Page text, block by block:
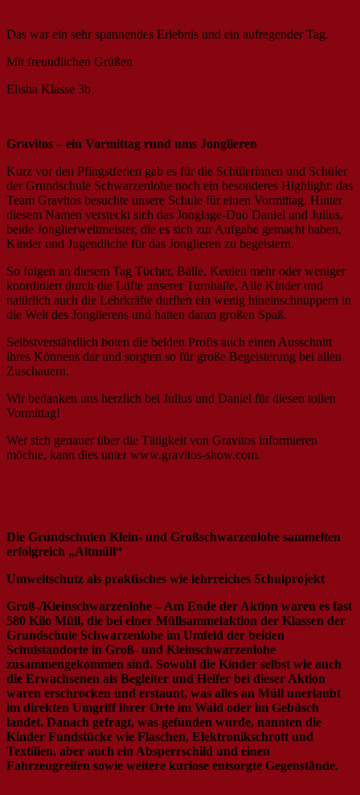
Das war ein sehr spannendes Erlebnis und ein aufregender Tag.
Mit freundlichen Grüßen
Elisha Klasse 3b
Gravitos – ein Vormittag rund ums Jonglieren
Kurz vor den Pfingstferien gab es für die Schülerinnen und Schüler
der Grundschule Schwarzenlohe noch ein besonderes Highlight: das
Team Gravitos besuchte unsere Schule für einen Vormittag. Hinter
diesem Namen versteckt sich das Jonglage-Duo Daniel und Julius,
beide Jonglierweltmeister, die es sich zur Aufgabe gemacht haben,
Kinder und Jugendliche für das Jonglieren zu begeistern.
So folgen an diesem Tag Tücher, Bälle, Keulen mehr oder weniger
koordiniert durch die Lüfte unserer Turnhalle. Alle Kinder und
natürlich auch die Lehrkräfte durften ein wenig hineinschnuppern in
die Welt des Jonglierens und hatten daran großen Spaß.
Selbstverständlich boten die beiden Profis auch einen Ausschnitt
ihres Könnens dar und sorgten so für große Begeisterung bei allen
Zuschauern.
Wir bedanken uns herzlich bei Julius und Daniel für diesen tollen
Vormittag!
Wer sich genauer über die Tätigkeit von Gravitos informieren
möchte, kann dies unter www.gravitos-show.com.
Die Grundschulen Klein- und Großschwarzenlohe sammelten
erfolgreich „Altmüll“
Umweltschutz als praktisches wie lehrreiches Schulprojekt
Groß-/Kleinschwarzenlohe – Am Ende der Aktion waren es fast
580 Kilo Müll, die bei einer Müllsammelaktion der Klassen der
Grundschule Schwarzenlohe im Umfeld der beiden
Schulstandorte in Groß- und Kleinschwarzenlohe
zusammengekommen sind. Sowohl die Kinder selbst wie auch
die Erwachsenen als Begleiter und Helfer bei dieser Aktion
waren erschrocken und erstaunt, was alles an Müll unerlaubt
im direkten Umgriff ihrer Orte im Wald oder im Gebüsch
landet. Danach gefragt, was gefunden wurde, nannten die
Kinder Fundstücke wie Flaschen, Elektronikschrott und
Textilien, aber auch ein Absperrschild und einen
Fahrzeugreifen sowie weitere kuriose entsorgte Gegenstände.